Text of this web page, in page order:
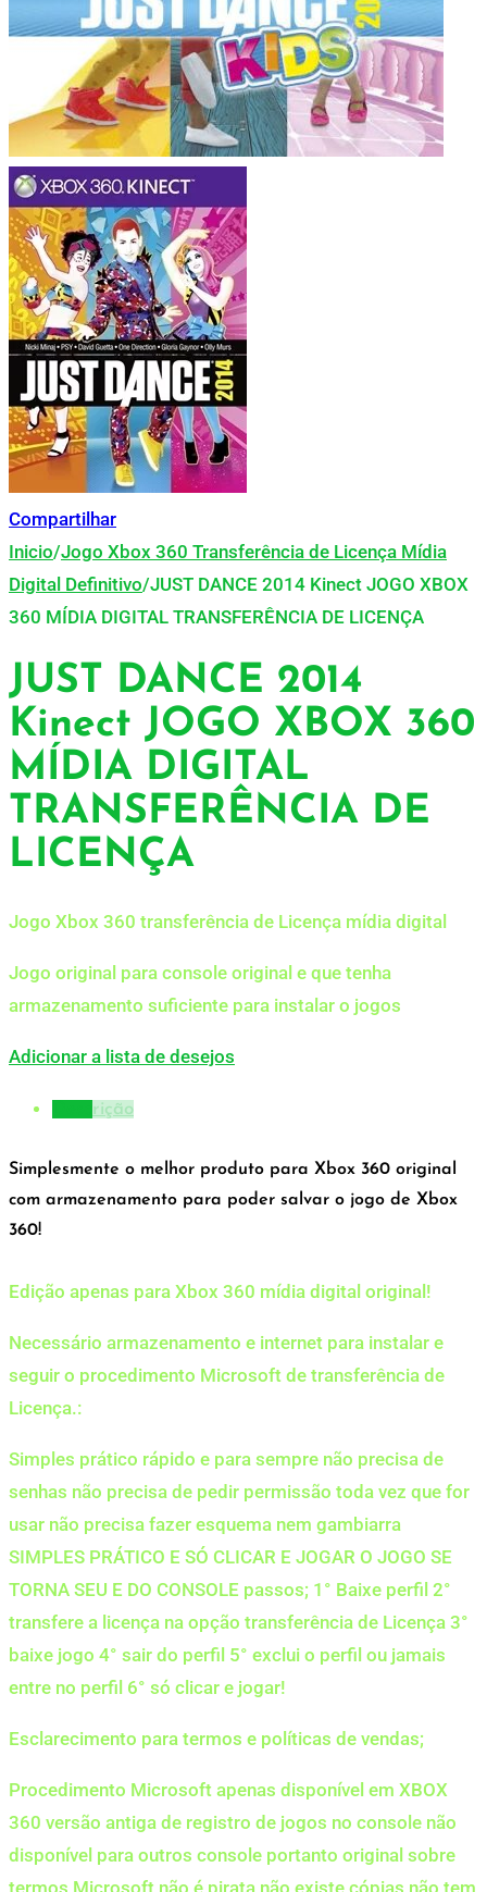
Compartilhar
Inicio/Jogo Xbox 360 Transferência de Licença Mídia
Digital Definitivo/JUST DANCE 2014 Kinect JOGO XBOX
360 MÍDIA DIGITAL TRANSFERÊNCIA DE LICENÇA
JUST DANCE 2014
Kinect JOGO XBOX 360
MÍDIA DIGITAL
TRANSFERÊNCIA DE
LICENÇA
Jogo Xbox 360 transferência de Licença mídia digital
Jogo original para console original e que tenha
armazenamento suficiente para instalar o jogos
Adicionar a lista de desejos
Descrição
Simplesmente o melhor produto para Xbox 360 original
com armazenamento para poder salvar o jogo de Xbox
360!
Edição apenas para Xbox 360 mídia digital original!
Necessário armazenamento e internet para instalar e
seguir o procedimento Microsoft de transferência de
Licença.:
Simples prático rápido e para sempre não precisa de
senhas não precisa de pedir permissão toda vez que for
usar não precisa fazer esquema nem gambiarra
SIMPLES PRÁTICO E SÓ CLICAR E JOGAR O JOGO SE
TORNA SEU E DO CONSOLE passos; 1° Baixe perfil 2°
transfere a licença na opção transferência de Licença 3°
baixe jogo 4° sair do perfil 5° exclui o perfil ou jamais
entre no perfil 6° só clicar e jogar!
Esclarecimento para termos e políticas de vendas;
Procedimento Microsoft apenas disponível em XBOX
360 versão antiga de registro de jogos no console não
disponível para outros console portanto original sobre
termos Microsoft não é pirata não existe cópias não tem